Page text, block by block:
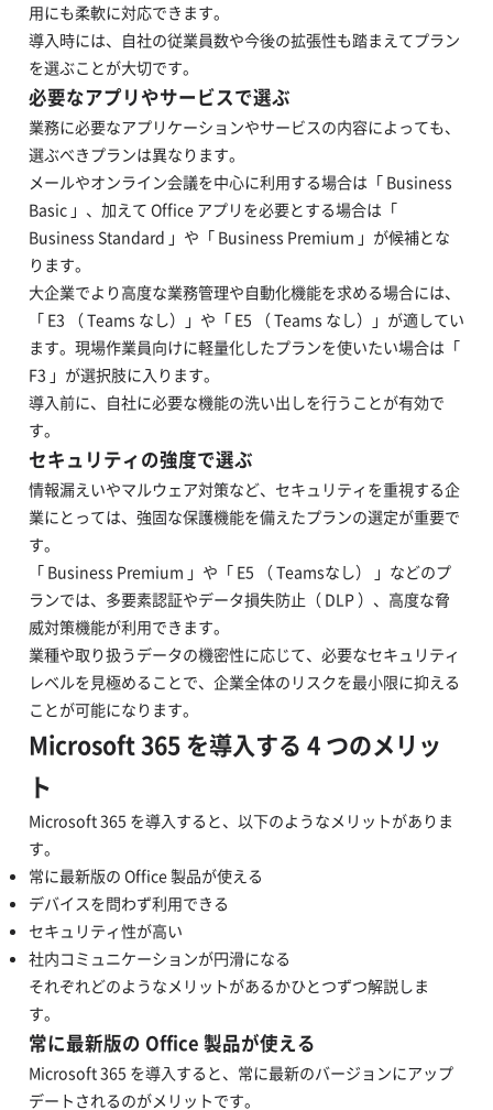
用にも柔軟に対応できます。
導入時には、自社の従業員数や今後の拡張性も踏まえてプラン
を選ぶことが大切です。
必要なアプリやサービスで選ぶ
業務に必要なアプリケーションやサービスの内容によっても、
選ぶべきプランは異なります。
メールやオンライン会議を中心に利用する場合は「 Business
Basic 」、加えて Office アプリを必要とする場合は「
Business Standard 」や「 Business Premium 」が候補とな
ります。
大企業でより高度な業務管理や自動化機能を求める場合には、
「 E3 （ Teams なし）」や「 E5 （ Teams なし）」が適してい
ます。現場作業員向けに軽量化したプランを使いたい場合は「
F3 」が選択肢に入ります。
導入前に、自社に必要な機能の洗い出しを行うことが有効で
す。
セキュリティの強度で選ぶ
情報漏えいやマルウェア対策など、セキュリティを重視する企
業にとっては、強固な保護機能を備えたプランの選定が重要で
す。
「 Business Premium 」や「 E5 （ Teamsなし） 」などのプ
ランでは、多要素認証やデータ損失防止（ DLP ）、高度な脅
威対策機能が利用できます。
業種や取り扱うデータの機密性に応じて、必要なセキュリティ
レベルを見極めることで、企業全体のリスクを最小限に抑える
ことが可能になります。
Microsoft 365 を導入する 4 つのメリッ
ト
Microsoft 365 を導入すると、以下のようなメリットがありま
す。
常に最新版の Office 製品が使える
デバイスを問わず利用できる
セキュリティ性が高い
社内コミュニケーションが円滑になる
それぞれどのようなメリットがあるかひとつずつ解説しま
す。
常に最新版の Office 製品が使える
Microsoft 365 を導入すると、常に最新のバージョンにアップ
デートされるのがメリットです。